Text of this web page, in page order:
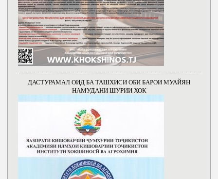
ДАСТУРАМАЛ ОИД БА ТАШХИСИ ОБИ БАРОИ МУАЙЯН
НАМУДАНИ ШУРИИ ХОК